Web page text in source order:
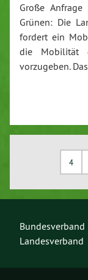
Große
Grünen: Die
fordert ein
die Mobilität
vorzugeben.
4
Bundesverband
Landesverband